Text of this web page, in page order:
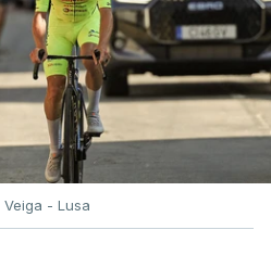
Veiga - Lusa